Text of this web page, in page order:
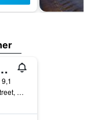
Hotel
2 Andrea Ioannou Street, Paphos, Cypern